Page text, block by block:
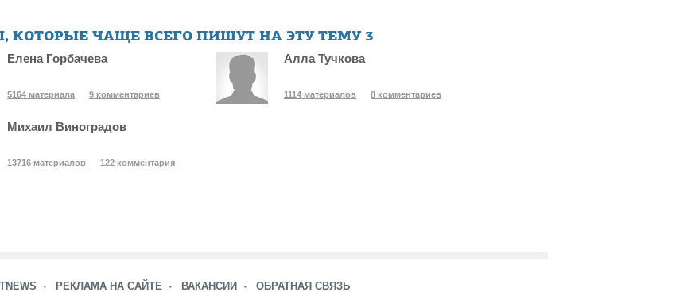
КОТОРЫЕ ЧАЩЕ ВСЕГО ПИШУТ НА ЭТУ ТЕМУ 3
Елена Горбачева
5164 материала 9 комментариев
Михаил Виноградов
13716 материалов 122 комментария
Алла Тучкова
1114 материалов 8 комментариев
РЕКЛАМА НА САЙТЕ ВАКАНСИИ ОБРАТНАЯ СВЯЗЬ